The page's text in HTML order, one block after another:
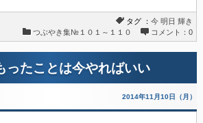
タグ ：今 明日 輝き
つぶやき集№１０１～１１０
コメント：0
ったことは今やればいい
2014年11月10日（月）